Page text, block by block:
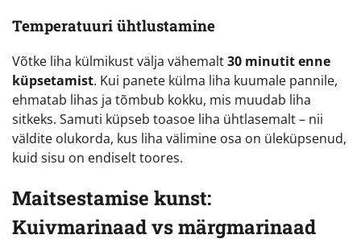
Temperatuuri ühtlustamine
Võtke liha külmikust välja vähemalt30 minutit enne
küpsetamist. Kui panete külma liha kuumale pannile,
ehmatab lihas ja tõmbub kokku, mis muudab liha
sitkeks. Samuti küpseb toasoe liha ühtlasemalt – nii
väldite olukorda, kus liha välimine osa on üleküpsenud,
kuid sisu on endiselt toores.
Maitsestamise kunst:
Kuivmarinaad vs märgmarinaad